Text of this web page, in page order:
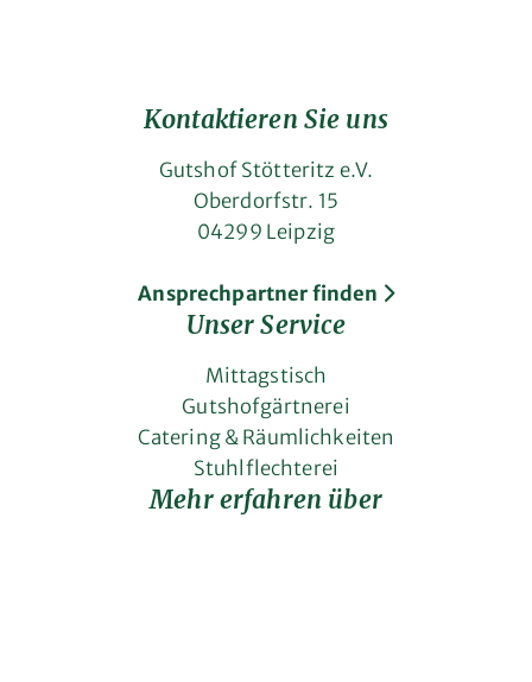
Kontaktieren Sie uns
Gutshof Stötteritz e.V.
Oberdorfstr. 15
04299 Leipzig
Ansprechpartner finden
Unser Service
Mittagstisch
Gutshofgärtnerei
Catering & Räumlichkeiten
Stuhlflechterei
Mehr erfahren über